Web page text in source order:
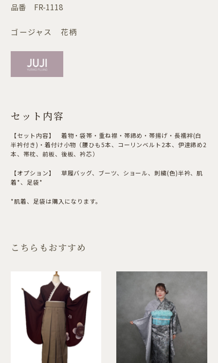
品番 FR-1118
ゴージャス 花柄
セット内容
【セット内容】 着物・袋帯・重ね襟・帯締め・帯揚げ・長襦袢(白
半衿付き)・着付け小物（腰ひも5本、コーリンベルト2本、伊達締め2
本、帯枕、前板、後板、衿芯）
【オプション】 草履バッグ、ブーツ、ショール、刺繍(色)半衿、肌
着*、足袋*
*肌着、足袋は購入になります。
こちらもおすすめ